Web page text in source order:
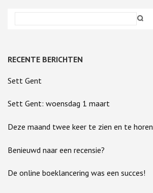
RECENTE BERICHTEN
Sett Gent
Sett Gent: woensdag 1 maart
Deze maand twee keer te zien en te horen
Benieuwd naar een recensie?
De online boeklancering was een succes!